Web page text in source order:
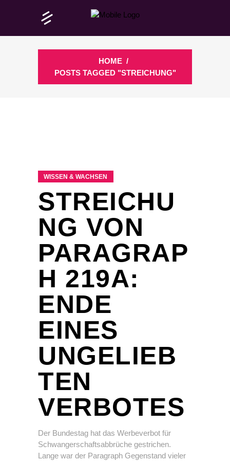
HOME /
POSTS TAGGED "STREICHUNG"
WISSEN & WACHSEN
STREICHU
NG VON
PARAGRAP
H 219A:
ENDE
EINES
UNGELIEB
TEN
VERBOTES
Der Bundestag hat das Werbeverbot für
Schwangerschaftsabbrüche gestrichen.
Lange war der Paragraph Gegenstand vieler